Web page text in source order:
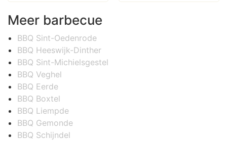
Meer barbecue
BBQ Sint-Oedenrode
BBQ Heeswijk-Dinther
BBQ Sint-Michielsgestel
BBQ Veghel
BBQ Eerde
BBQ Boxtel
BBQ Liempde
BBQ Gemonde
BBQ Schijndel